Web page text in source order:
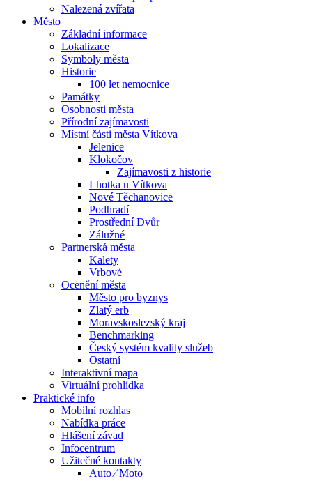
Nalezená zvířata
Město
Základní informace
Lokalizace
Symboly města
Historie
100 let nemocnice
Památky
Osobnosti města
Přírodní zajímavosti
Místní části města Vítkova
Jelenice
Klokočov
Zajímavosti z historie
Lhotka u Vítkova
Nové Těchanovice
Podhradí
Prostřední Dvůr
Zálužné
Partnerská města
Kalety
Vrbové
Ocenění města
Město pro byznys
Zlatý erb
Moravskoslezský kraj
Benchmarking
Český systém kvality služeb
Ostatní
Interaktivní mapa
Virtuální prohlídka
Praktické info
Mobilní rozhlas
Nabídka práce
Hlášení závad
Infocentrum
Užitečné kontakty
Auto ⁄ Moto